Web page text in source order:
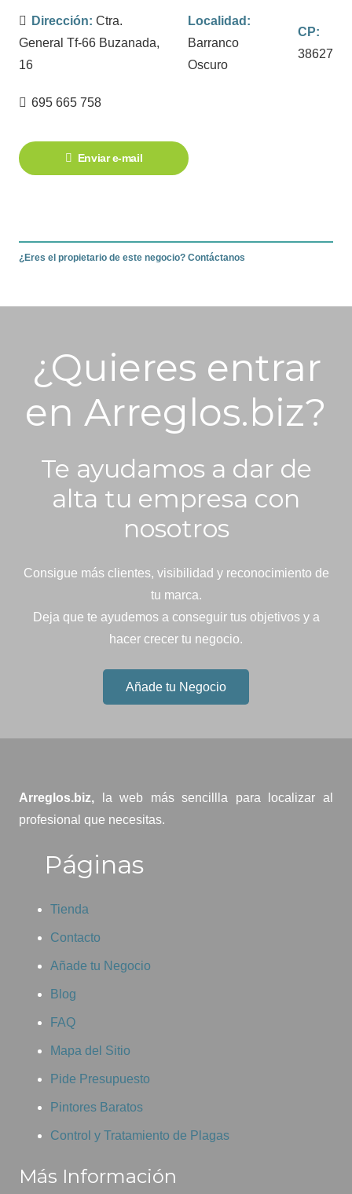
Dirección:Ctra.
General Tf-66 Buzanada,
16
Localidad:
Barranco
Oscuro
CP:
38627
695 665 758
Enviar e-mail
¿Eres el propietario de este negocio? Contáctanos
¿Quieres entrar
en Arreglos.biz?
Te ayudamos a dar de
alta tu empresa con
nosotros
Consigue más clientes, visibilidad y reconocimiento de
tu marca.
Deja que te ayudemos a conseguir tus objetivos y a
hacer crecer tu negocio.
Añade tu Negocio
Arreglos.biz,
la web más sencillla para localizar al
profesional que necesitas.
Páginas
Tienda
Contacto
Añade tu Negocio
Blog
FAQ
Mapa del Sitio
Pide Presupuesto
Pintores Baratos
Control y Tratamiento de Plagas
Más Información